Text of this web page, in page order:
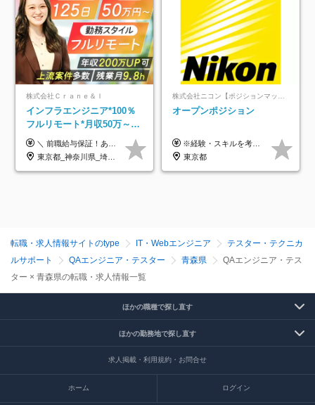
株式会社Ｃｒａｎｅ＆Ｉ
インフラエンジニア*100％
フルリモート*月収50万～*
クラウド×上流工程*前職給
与保証*残業月9.8h
＼ 前職給与保証！あなたのこれまでの経験を正当評価 ／ ★月収50万円～スタート！【年俸600万～1,162万8,000円（12分割）】 ――「頑張りが給与に直結しない…」そんな不満とは無縁の環境です。 実際、入社後に「年収150万～200万円UP」を実現した先輩エンジニアが多数活躍中！ 【 収入をさらに押し上げる充実のプラスα 】 スキルを磨くほど得をする「資格手当」 ⇒ 1資格につき毎月3,000円～30,000円を継続支給！ 成果を見逃さない「功績手当」 ⇒ 社員の頑張りに応じて最大10万円をダイレクトに支給！ スピード昇給・高年収も可能 ⇒ 1回の昇給で年収数十万UPのチャンスあり。ゆくゆくは年収1000万以上のハイクラスも目指せます。 ※経験・スキルを考慮の上決定します ※上記金額には固定残業代（月30h分・95,000円～184,000円）を含みます ※超過分は別途全額支給します ※試用期間2ヶ月間あり（その他待遇に差異はありません）
東京都_神奈川県_埼玉県_千葉県_大阪府_愛知県_北海道_青森県_岩手県_宮城県_秋田県_山形県_福島県_茨城県_栃木県_群馬県_新潟県_山梨県_長野県_富山県_石川県_福井県_静岡県_岐阜県_三重県_兵庫県_京都府_滋賀県_奈良県_和歌山県_広島県_岡山県_鳥取県_島根県_山口県_徳島県_香川県_愛媛県_高知県_福岡県_熊本県_佐賀県_長崎県_大分県_宮崎県_鹿児島県_沖縄県
オープンポジション
※経験・スキルを考慮の上、決定します。
東京都
転職・求人情報サイトのtype IT・Webエンジニア
テスター・テクニカ
ルサポート
QAエンジニア・テスター 青森県
QAエンジニア・テス
ター × 青森県の転職・求人情報一覧
ほかの職種で探し直す
ほかの勤務地で探し直す
求人掲載・利用規約・お問合せ
ホーム ログイン